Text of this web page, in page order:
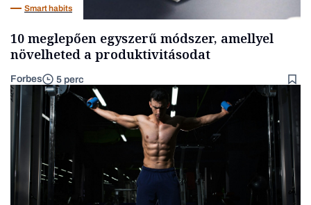
Smart habits
10 meglepően egyszerű módszer, amellyel
növelheted a produktivitásodat
Forbes 5 perc